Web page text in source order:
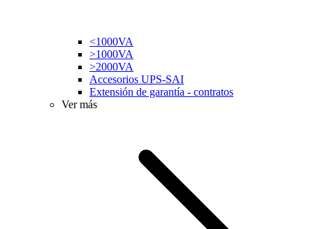
<1000VA
>1000VA
>2000VA
Accesorios UPS-SAI
Extensión de garantía - contratos
Ver más